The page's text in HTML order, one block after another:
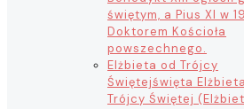
świętym, a Pius XI w
Doktorem Kościoła
powszechnego.
Elżbieta od Trójcy
Świętejświęta
Trójcy Świętej